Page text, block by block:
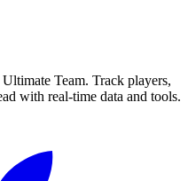
Ultimate Team. Track players,
with real-time data and tools.